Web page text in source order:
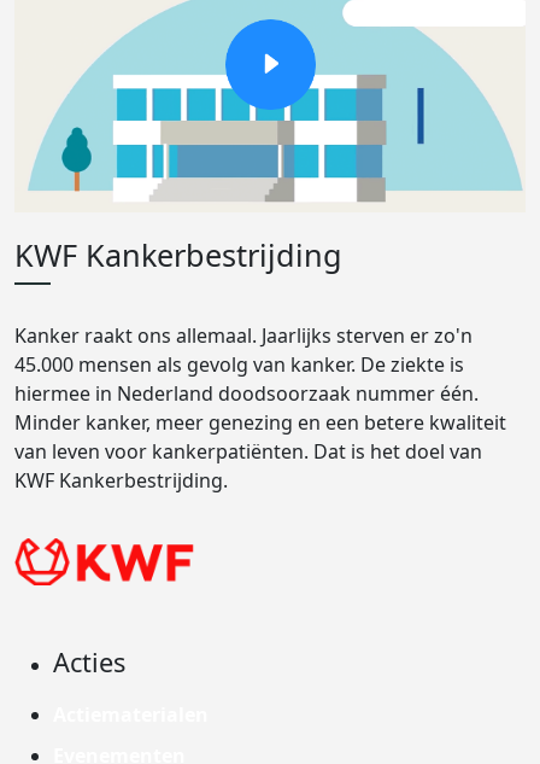
KWF Kankerbestrijding
Kanker raakt ons allemaal. Jaarlijks sterven er zo'n
45.000 mensen als gevolg van kanker. De ziekte is
hiermee in Nederland doodsoorzaak nummer één.
Minder kanker, meer genezing en een betere kwaliteit
van leven voor kankerpatiënten. Dat is het doel van
KWF Kankerbestrijding.
Acties